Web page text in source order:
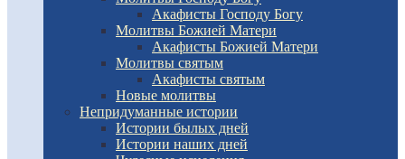
Акафисты Господу Богу
Молитвы Божией Матери
Акафисты Божией Матери
Молитвы святым
Акафисты святым
Новые молитвы
Непридуманные истории
Истории былых дней
Истории наших дней